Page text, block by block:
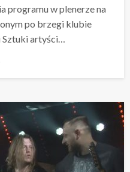
programu w plenerze na
po brzegi klubie
artyści…